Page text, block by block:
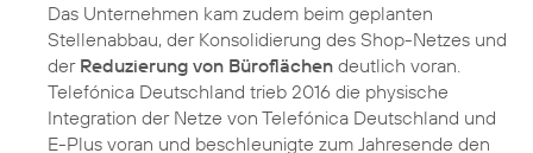
Das Unternehmen kam zudem beim geplanten
Stellenabbau, der Konsolidierung des Shop-Netzes und
der Reduzierung von Büroflächen deutlich voran.
Telefónica Deutschland trieb 2016 die physische
Integration der Netze von Telefónica Deutschland und
E-Plus voran und beschleunigte zum Jahresende den